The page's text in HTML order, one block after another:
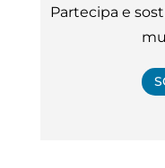
Partecipa e